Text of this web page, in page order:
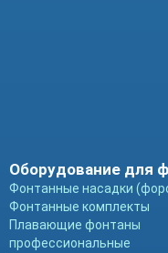
Оборудование для
Фонтанные насадки
Фонтанные комплекты
Плавающие фонтаны
профессиональные